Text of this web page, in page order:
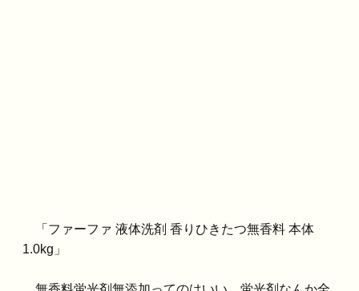
「ファーファ 液体洗剤 香りひきたつ無香料 本体
1.0kg」